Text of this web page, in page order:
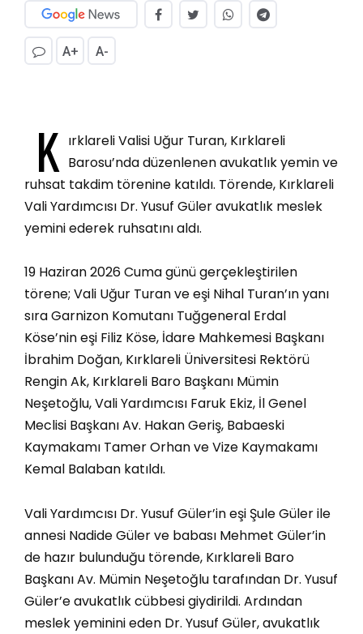
A+ A-
K ırklareli Valisi Uğur Turan, Kırklareli
Barosu’nda düzenlenen avukatlık yemin ve
ruhsat takdim törenine katıldı. Törende, Kırklareli
Vali Yardımcısı Dr. Yusuf Güler avukatlık meslek
yemini ederek ruhsatını aldı.
19 Haziran 2026 Cuma günü gerçekleştirilen
törene; Vali Uğur Turan ve eşi Nihal Turan’ın yanı
sıra Garnizon Komutanı Tuğgeneral Erdal
Köse’nin eşi Filiz Köse, İdare Mahkemesi Başkanı
İbrahim Doğan, Kırklareli Üniversitesi Rektörü
Rengin Ak, Kırklareli Baro Başkanı Mümin
Neşetoğlu, Vali Yardımcısı Faruk Ekiz, İl Genel
Meclisi Başkanı Av. Hakan Geriş, Babaeski
Kaymakamı Tamer Orhan ve Vize Kaymakamı
Kemal Balaban katıldı.
Vali Yardımcısı Dr. Yusuf Güler’in eşi Şule Güler ile
annesi Nadide Güler ve babası Mehmet Güler’in
de hazır bulunduğu törende, Kırklareli Baro
Başkanı Av. Mümin Neşetoğlu tarafından Dr. Yusuf
Güler’e avukatlık cübbesi giydirildi. Ardından
meslek yeminini eden Dr. Yusuf Güler, avukatlık